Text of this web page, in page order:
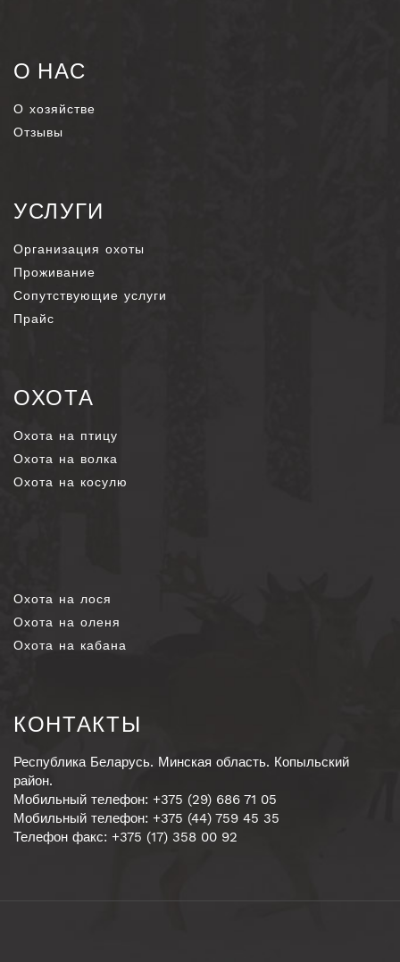
О НАС
О хозяйстве
Отзывы
УСЛУГИ
Организация охоты
Проживание
Сопутствующие услуги
Прайс
ОХОТА
Охота на птицу
Охота на волка
Охота на косулю
Охота на лося
Охота на оленя
Охота на кабана
КОНТАКТЫ
Республика Беларусь. Минская область. Копыльский
район.
Мобильный телефон: +375 (29) 686 71 05
Мобильный телефон: +375 (44) 759 45 35
Телефон факс: +375 (17) 358 00 92